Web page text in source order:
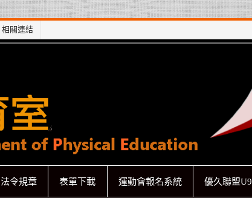
相關連結
法令規章 表單下載 運動會報名系統 優久聯盟U9